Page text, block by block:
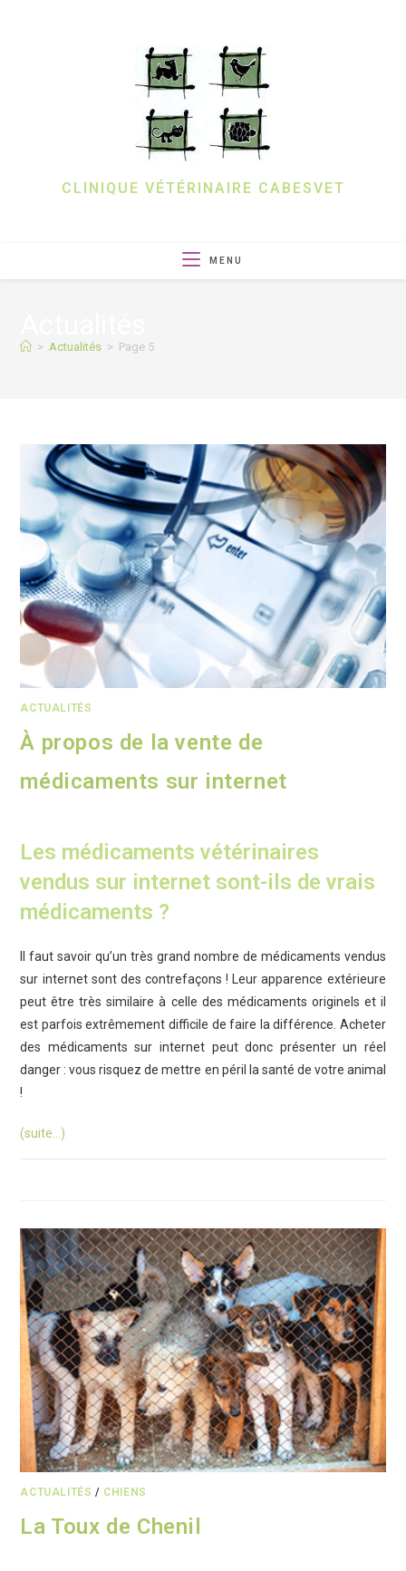
CLINIQUE VÉTÉRINAIRE CABESVET
MENU
> Actualités > Page 5
ACTUALITÉS
À propos de la vente de
médicaments sur internet
Les médicaments vétérinaires
vendus sur internet sont-ils de vrais
médicaments ?
Il faut savoir qu’un très grand nombre de médicaments vendus
sur internet sont des contrefaçons ! Leur apparence extérieure
peut être très similaire à celle des médicaments originels et il
est parfois extrêmement difficile de faire la différence. Acheter
des médicaments sur internet peut donc présenter un réel
danger : vous risquez de mettre en péril la santé de votre animal
!
(suite…)
ACTUALITÉS / CHIENS
La Toux de Chenil